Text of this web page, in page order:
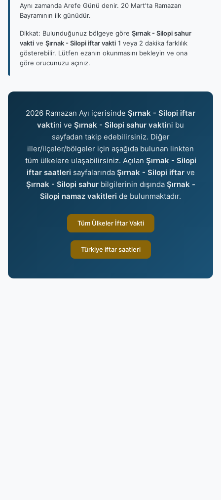
Aynı zamanda Arefe Günü denir. 20 Mart'ta Ramazan
Bayramının ilk günüdür.
Dikkat: Bulunduğunuz bölgeye göre Şırnak - Silopi sahur
vakti ve Şırnak - Silopi iftar vakti 1 veya 2 dakika farklılık
gösterebilir. Lütfen ezanın okunmasını bekleyin ve ona
göre orucunuzu açınız.
2026 Ramazan Ayı içerisinde Şırnak - Silopi iftar
vaktini ve Şırnak - Silopi sahur vaktini bu
sayfadan takip edebilirsiniz. Diğer
iller/ilçeler/bölgeler için aşağıda bulunan linkten
tüm ülkelere ulaşabilirsiniz. Açılan Şırnak - Silopi
iftar saatleri sayfalarında Şırnak - Silopi iftarve
Şırnak - Silopi sahurbilgilerinin dışında Şırnak -
Silopi namaz vakitleri de bulunmaktadır.
Tüm Ülkeler İftar Vakti
Türkiye iftar saatleri